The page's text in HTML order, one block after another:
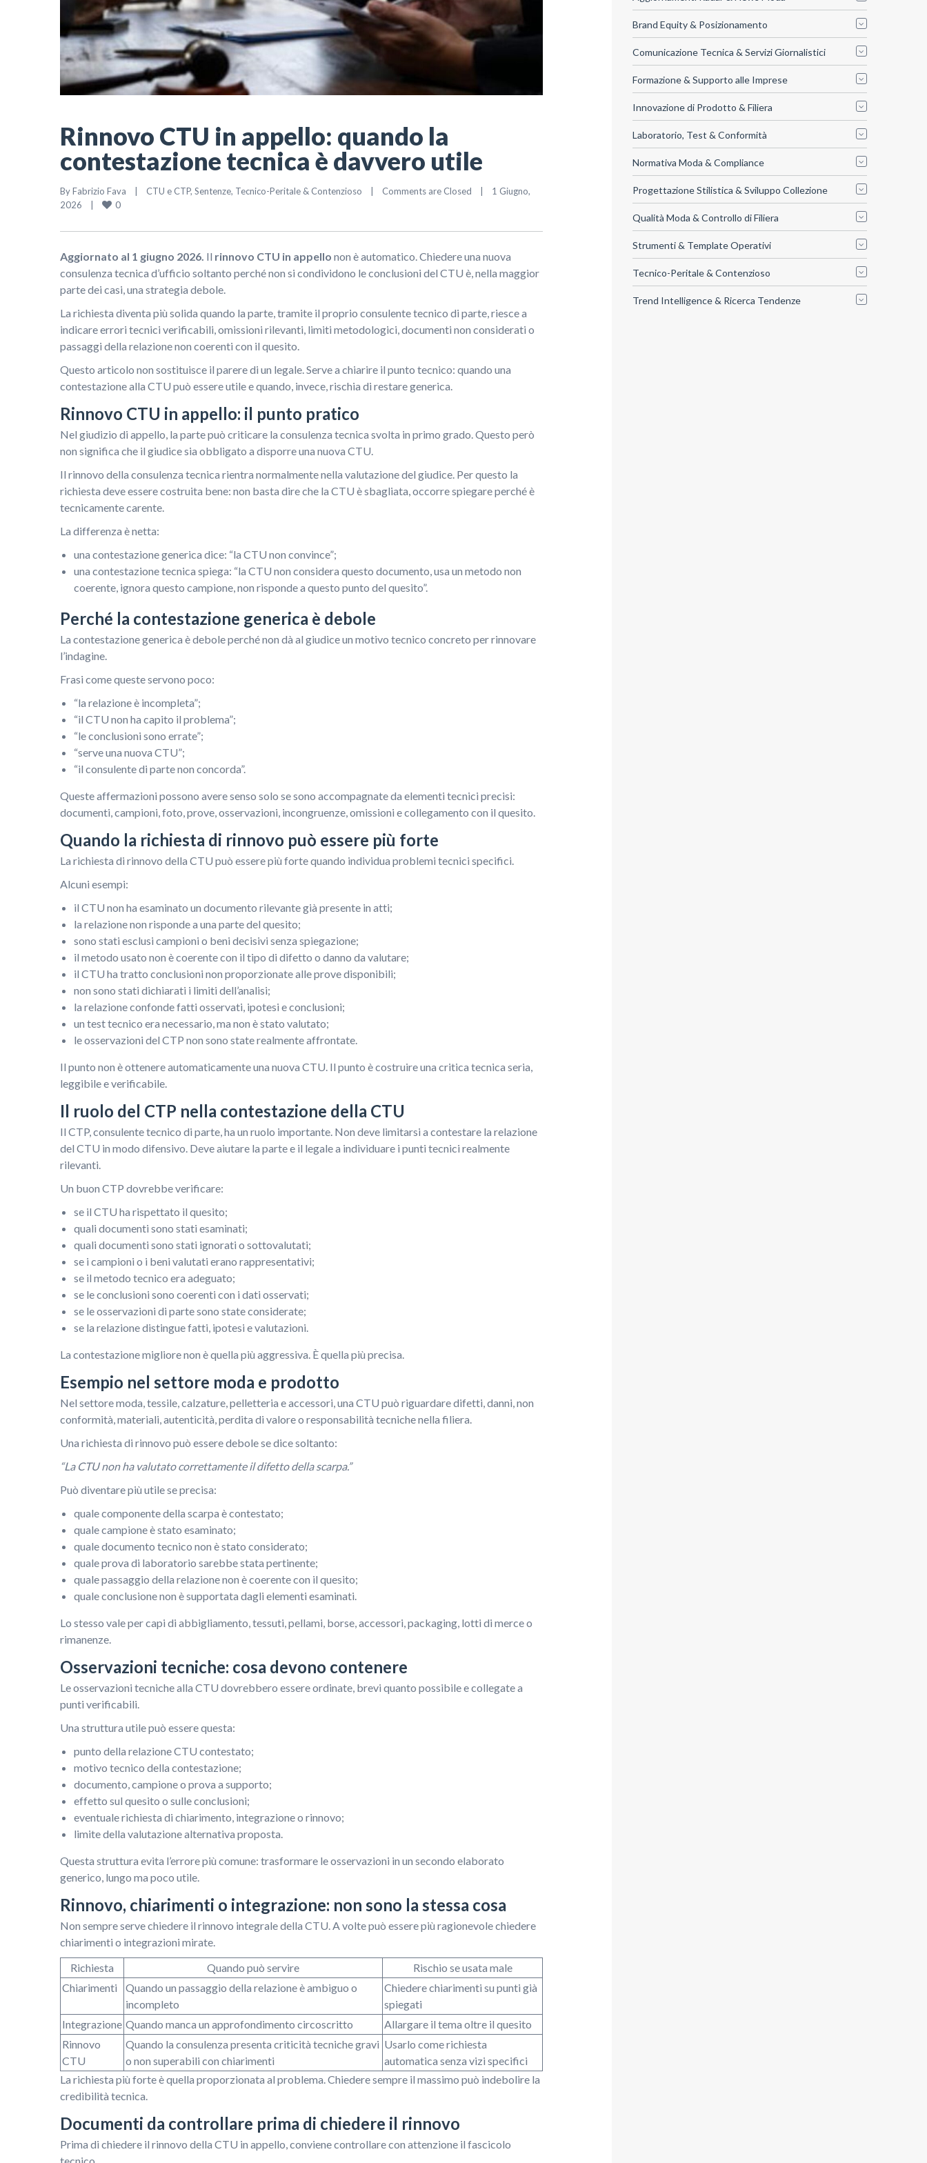
Rinnovo CTU in appello: quando la
contestazione tecnica è davvero utile
By Fabrizio Fava | CTU e CTP, Sentenze, Tecnico-Peritale & Contenzioso | Comments are Closed |
1 Giugno,
2026 | 0
Aggiornato al 1 giugno 2026. Il rinnovo CTU in appello non è automatico. Chiedere una nuova
consulenza tecnica d’ufficio soltanto perché non si condividono le conclusioni del CTU è, nella maggior
parte dei casi, una strategia debole.
La richiesta diventa più solida quando la parte, tramite il proprio consulente tecnico di parte, riesce a
indicare errori tecnici verificabili, omissioni rilevanti, limiti metodologici, documenti non considerati o
passaggi della relazione non coerenti con il quesito.
Questo articolo non sostituisce il parere di un legale. Serve a chiarire il punto tecnico: quando una
contestazione alla CTU può essere utile e quando, invece, rischia di restare generica.
Rinnovo CTU in appello: il punto pratico
Nel giudizio di appello, la parte può criticare la consulenza tecnica svolta in primo grado. Questo però
non significa che il giudice sia obbligato a disporre una nuova CTU.
Il rinnovo della consulenza tecnica rientra normalmente nella valutazione del giudice. Per questo la
richiesta deve essere costruita bene: non basta dire che la CTU è sbagliata, occorre spiegare perché è
tecnicamente carente.
La differenza è netta:
una contestazione generica dice: “la CTU non convince”;
una contestazione tecnica spiega: “la CTU non considera questo documento, usa un metodo non
coerente, ignora questo campione, non risponde a questo punto del quesito”.
Perché la contestazione generica è debole
La contestazione generica è debole perché non dà al giudice un motivo tecnico concreto per rinnovare
l’indagine.
Frasi come queste servono poco:
“la relazione è incompleta”;
“il CTU non ha capito il problema”;
“le conclusioni sono errate”;
“serve una nuova CTU”;
“il consulente di parte non concorda”.
Queste affermazioni possono avere senso solo se sono accompagnate da elementi tecnici precisi:
documenti, campioni, foto, prove, osservazioni, incongruenze, omissioni e collegamento con il quesito.
Quando la richiesta di rinnovo può essere più forte
La richiesta di rinnovo della CTU può essere più forte quando individua problemi tecnici specifici.
Alcuni esempi:
il CTU non ha esaminato un documento rilevante già presente in atti;
la relazione non risponde a una parte del quesito;
sono stati esclusi campioni o beni decisivi senza spiegazione;
il metodo usato non è coerente con il tipo di difetto o danno da valutare;
il CTU ha tratto conclusioni non proporzionate alle prove disponibili;
non sono stati dichiarati i limiti dell’analisi;
la relazione confonde fatti osservati, ipotesi e conclusioni;
un test tecnico era necessario, ma non è stato valutato;
le osservazioni del CTP non sono state realmente affrontate.
Il punto non è ottenere automaticamente una nuova CTU. Il punto è costruire una critica tecnica seria,
leggibile e verificabile.
Il ruolo del CTP nella contestazione della CTU
Il CTP, consulente tecnico di parte, ha un ruolo importante. Non deve limitarsi a contestare la relazione
del CTU in modo difensivo. Deve aiutare la parte e il legale a individuare i punti tecnici realmente
rilevanti.
Un buon CTP dovrebbe verificare:
se il CTU ha rispettato il quesito;
quali documenti sono stati esaminati;
quali documenti sono stati ignorati o sottovalutati;
se i campioni o i beni valutati erano rappresentativi;
se il metodo tecnico era adeguato;
se le conclusioni sono coerenti con i dati osservati;
se le osservazioni di parte sono state considerate;
se la relazione distingue fatti, ipotesi e valutazioni.
La contestazione migliore non è quella più aggressiva. È quella più precisa.
Esempio nel settore moda e prodotto
Nel settore moda, tessile, calzature, pelletteria e accessori, una CTU può riguardare difetti, danni, non
conformità, materiali, autenticità, perdita di valore o responsabilità tecniche nella filiera.
Una richiesta di rinnovo può essere debole se dice soltanto:
“La CTU non ha valutato correttamente il difetto della scarpa.”
Può diventare più utile se precisa:
quale componente della scarpa è contestato;
quale campione è stato esaminato;
quale documento tecnico non è stato considerato;
quale prova di laboratorio sarebbe stata pertinente;
quale passaggio della relazione non è coerente con il quesito;
quale conclusione non è supportata dagli elementi esaminati.
Lo stesso vale per capi di abbigliamento, tessuti, pellami, borse, accessori, packaging, lotti di merce o
rimanenze.
Osservazioni tecniche: cosa devono contenere
Le osservazioni tecniche alla CTU dovrebbero essere ordinate, brevi quanto possibile e collegate a
punti verificabili.
Una struttura utile può essere questa:
punto della relazione CTU contestato;
motivo tecnico della contestazione;
documento, campione o prova a supporto;
effetto sul quesito o sulle conclusioni;
eventuale richiesta di chiarimento, integrazione o rinnovo;
limite della valutazione alternativa proposta.
Questa struttura evita l’errore più comune: trasformare le osservazioni in un secondo elaborato
generico, lungo ma poco utile.
Rinnovo, chiarimenti o integrazione: non sono la stessa cosa
Non sempre serve chiedere il rinnovo integrale della CTU. A volte può essere più ragionevole chiedere
chiarimenti o integrazioni mirate.
Richiesta
Quando può servire
Rischio se usata male
Chiarimenti
Quando un passaggio della relazione è ambiguo o
incompleto
Chiedere chiarimenti su punti già
spiegati
Integrazione Quando manca un approfondimento circoscritto
Allargare il tema oltre il quesito
Rinnovo
CTU
Quando la consulenza presenta criticità tecniche gravi
o non superabili con chiarimenti
Usarlo come richiesta
automatica senza vizi specifici
La richiesta più forte è quella proporzionata al problema. Chiedere sempre il massimo può indebolire la
credibilità tecnica.
Documenti da controllare prima di chiedere il rinnovo
Prima di chiedere il rinnovo della CTU in appello, conviene controllare con attenzione il fascicolo
tecnico.
Brand Equity & Posizionamento
Comunicazione Tecnica & Servizi Giornalistici
Formazione & Supporto alle Imprese
Innovazione di Prodotto & Filiera
Laboratorio, Test & Conformità
Normativa Moda & Compliance
Progettazione Stilistica & Sviluppo Collezione
Qualità Moda & Controllo di Filiera
Strumenti & Template Operativi
Tecnico-Peritale & Contenzioso
Trend Intelligence & Ricerca Tendenze